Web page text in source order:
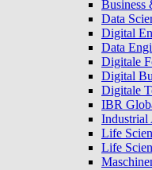
Business
Data
Digital
Data
Digitale
Digital
Digitale
IBR
Industrial
Life
Life